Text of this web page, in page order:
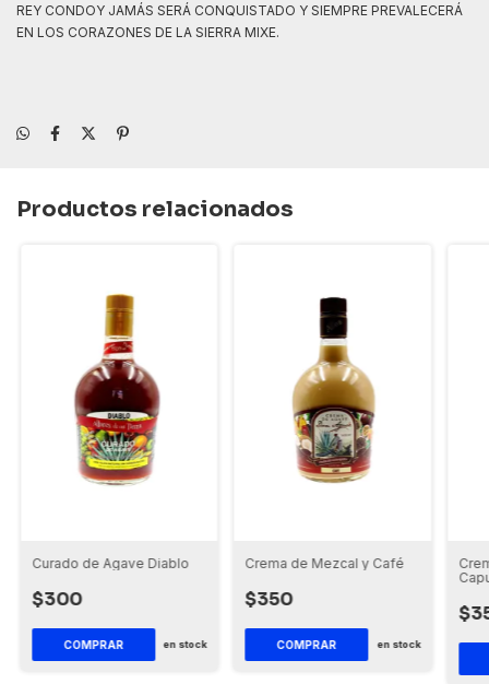
REY CONDOY JAMÁS SERÁ CONQUISTADO Y SIEMPRE PREVALECERÁ
EN LOS CORAZONES DE LA SIERRA MIXE.
Productos relacionados
Curado de Agave Diablo
$300
en stock
Crema de Mezcal y Café
$350
COMPRAR en stock